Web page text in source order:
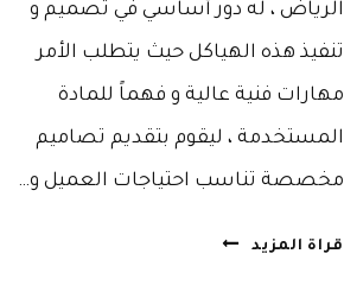
الرياض ، له دور أساسي في تصميم و
تنفيذ هذه الهياكل حيث يتطلب الأمر
مهارات فنية عالية و فهماً للمادة
المستخدمة ، ليقوم بتقديم تصاميم
مخصصة تناسب احتياجات العميل و…
قراة المزيد
حداد